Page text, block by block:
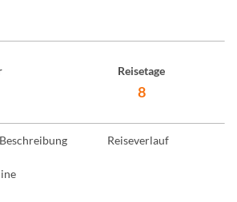
Reisetage
8
Beschreibung Reiseverlauf